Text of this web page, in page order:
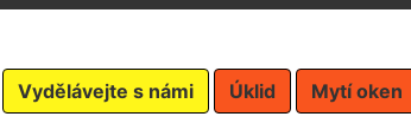
Vydělávejte s námi Úklid Mytí oken